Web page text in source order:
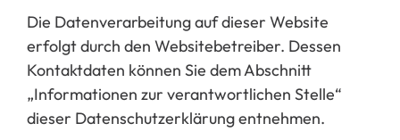
Die Datenverarbeitung auf dieser Website
erfolgt durch den Websitebetreiber. Dessen
Kontaktdaten können Sie dem Abschnitt
„Informationen zur verantwortlichen Stelle“
dieser Datenschutzerklärung entnehmen.